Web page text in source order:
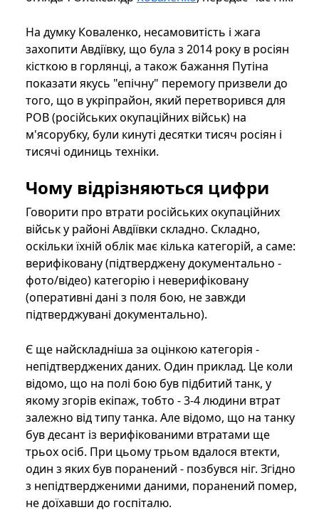
На думку Коваленко, несамовитість і жага
захопити Авдіївку, що була з 2014 року в росіян
кісткою в горлянці, а також бажання Путіна
показати якусь "епічну" перемогу призвели до
того, що в укріпрайон, який перетворився для
РОВ (російських окупаційних військ) на
м'ясорубку, були кинуті десятки тисяч росіян і
тисячі одиниць техніки.
Чому відрізняються цифри
Говорити про втрати російських окупаційних
військ у районі Авдіївки складно. Складно,
оскільки їхній облік має кілька категорій, а саме:
верифіковану (підтверджену документально -
фото/відео) категорію і неверифіковану
(оперативні дані з поля бою, не завжди
підтверджувані документально).
Є ще найскладніша за оцінкою категорія -
непідтверджених даних. Один приклад. Це коли
відомо, що на полі бою був підбитий танк, у
якому згорів екіпаж, тобто - 3-4 людини втрат
залежно від типу танка. Але відомо, що на танку
був десант із верифікованими втратами ще
трьох осіб. При цьому трьом вдалося втекти,
один з яких був поранений - позбувся ніг. Згідно
з непідтвердженими даними, поранений помер,
не доїхавши до госпіталю.